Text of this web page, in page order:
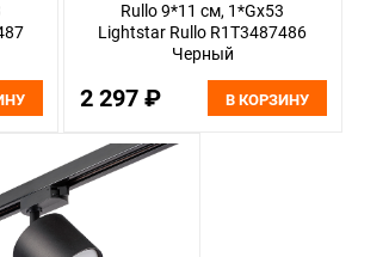
Rullo 9*11 см, 1*Gx53
Lightstar Rullo R1T3487486
Черный
2 297 ₽ В КОРЗИНУ